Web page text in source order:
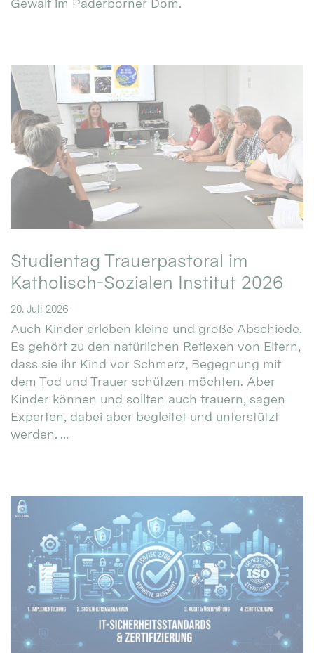
Studientag Trauerpastoral im
Katholisch-Sozialen Institut 2026
20. Juli 2026
Auch Kinder erleben kleine und große Abschiede.
Es gehört zu den natürlichen Reflexen von Eltern,
dass sie ihr Kind vor Schmerz, Begegnung mit
dem Tod und Trauer schützen möchten. Aber
Kinder können und sollten auch trauern, sagen
Experten, dabei aber begleitet und unterstützt
werden. ...